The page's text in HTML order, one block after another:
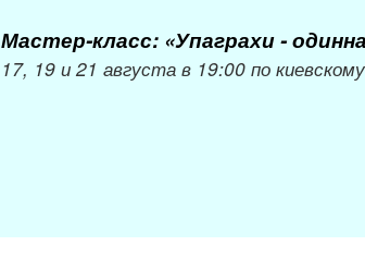
Мастер-класс: «Упаграхи -
17, 19 и 21 августа в 19:00 по